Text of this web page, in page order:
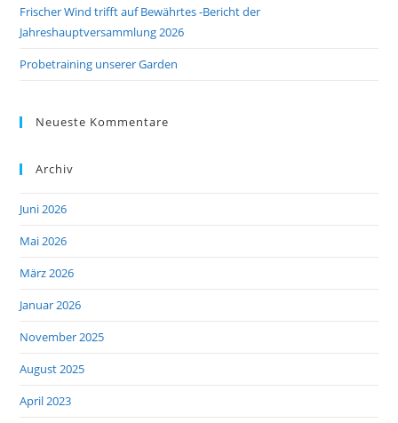
Frischer Wind trifft auf Bewährtes -Bericht der
Jahreshauptversammlung 2026
Probetraining unserer Garden
Neueste Kommentare
Archiv
Juni 2026
Mai 2026
März 2026
Januar 2026
November 2025
August 2025
April 2023